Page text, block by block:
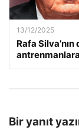
13/12/2025
Rafa
Bir yanıt